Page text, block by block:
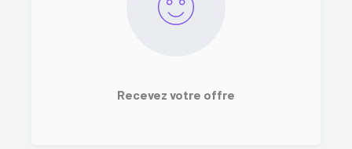
Recevez votre offre